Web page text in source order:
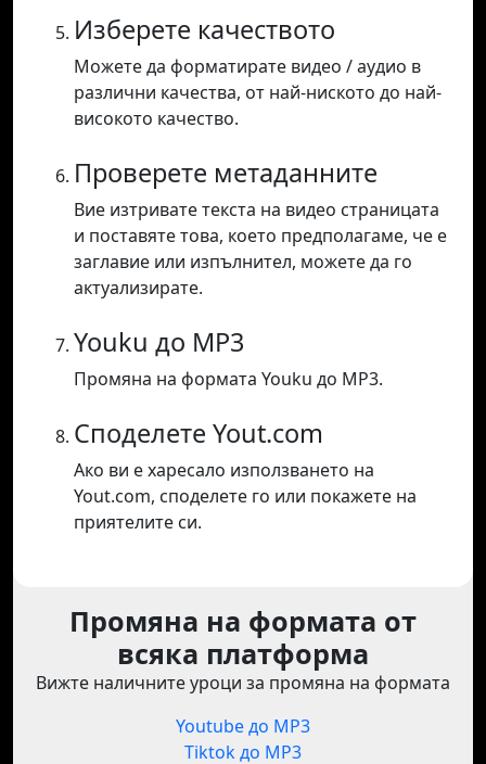
Изберете качеството
Можете да форматирате видео / аудио в
различни качества, от най-ниското до най-
високото качество.
Проверете метаданните
Вие изтривате текста на видео страницата
и поставяте това, което предполагаме, че е
заглавие или изпълнител, можете да го
актуализирате.
Youku до MP3
Промяна на формата Youku до MP3.
Споделете Yout.com
Ако ви е харесало използването на
Yout.com, споделете го или покажете на
приятелите си.
Промяна на формата от
всяка платформа
Вижте наличните уроци за промяна на формата
Youtube до MP3
Tiktok до MP3